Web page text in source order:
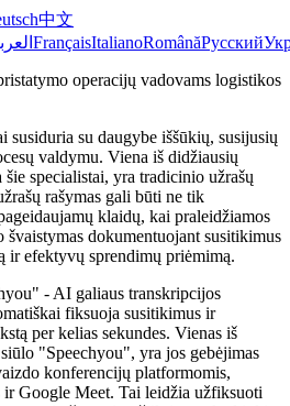
中文
FrançaisItalianoRomânăРусский
operacijų vadovams logistikos
susiduria su daugybe iššūkių, susijusių
valdymu. Viena iš didžiausių
specialistai, yra tradicinio užrašų
rašymas gali būti ne tik
klaidų, kai praleidžiamos
švaistymas dokumentuojant susitikimus
ir efektyvų sprendimų priėmimą.
- AI galiaus transkripcijos
fiksuoja susitikimus ir
per kelias sekundes. Vienas iš
"Speechyou", yra jos gebėjimas
konferencijų platformomis,
Google Meet. Tai leidžia užfiksuoti